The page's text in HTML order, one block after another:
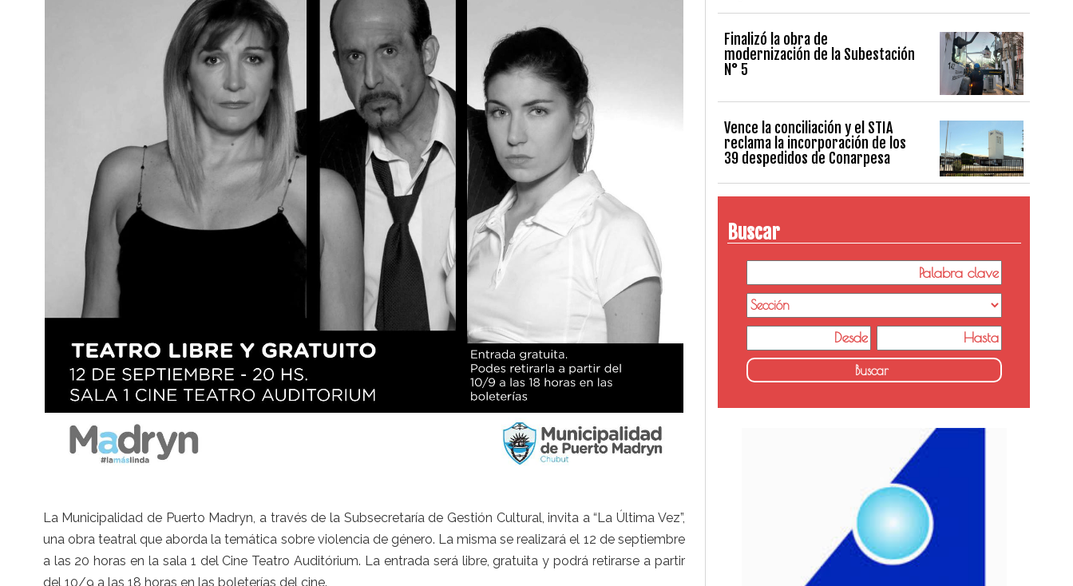
La Municipalidad de Puerto Madryn, a través de la Subsecretaría de Gestión Cultural, invita a “La Última Vez”,
una obra teatral que aborda la temática sobre violencia de género. La misma se realizará el 12 de septiembre
a las 20 horas en la sala 1 del Cine Teatro Auditórium. La entrada será libre, gratuita y podrá retirarse a partir
del 10/9 a las 18 horas en las boleterías del cine.
Finalizó la obra de
modernización de la Subestación
N° 5
Vence la conciliación y el STIA
reclama la incorporación de los
39 despedidos de Conarpesa
Buscar